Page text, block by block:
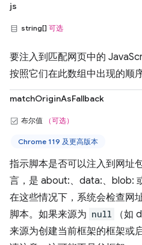
js
string[] 可选
要注入到匹配网页中的
按照它们在此数组中出现的顺序
matchOriginAsFallback
布尔值 （可选）
Chrome 119 及更高版本
指示脚本是否可以注入到网址
言，是 about:、data:、blob:
在这些情况下，系统会检查网
脚本。如果来源为 null
（如
来源为创建当前框架的框架或